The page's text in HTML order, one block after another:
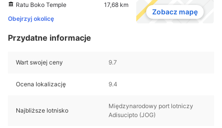
Ratu Boko Temple
17,68 km
Obejrzyj okolicę
Zobacz mapę
Przydatne informacje
Wart swojej ceny 9.7
Ocena lokalizację 9.4
Najbliższe lotnisko
Międzynarodowy port lotniczy
Adisucipto (JOG)